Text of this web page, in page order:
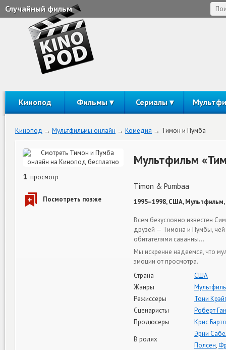
Случайный фильм
Кинопод Фильмы Сериалы
Кинопод Мультфильмы онлайн Комедия Тимон и Пумба
1 просмотр
Мультфильм
Timon & Pumbaa
1995–1998, США,
Всем безусловно известен
друзей — Тимона и Пумбы, чей
обитателями саванны…
Мы искренне надеемся, что
эмоции от просмотра.
Страна
США
Жанры
Режиссеры
Тони
Сценаристы
Роберт
Продюсеры
Крис
В ролях
Эрни
Полсен,